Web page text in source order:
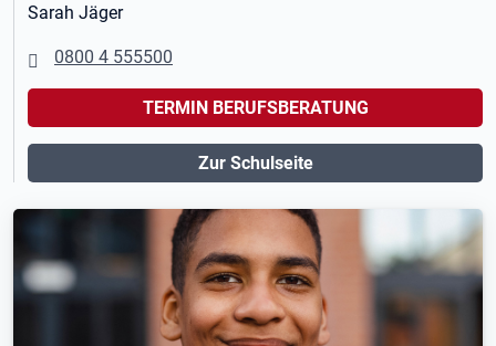
Sarah Jäger
0800 4 555500
TERMIN BERUFSBERATUNG
Zur Schulseite